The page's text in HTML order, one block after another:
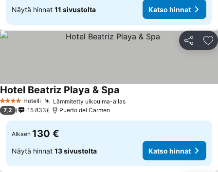
Näytä hinnat 11 sivustolta Katso hinnat
Jaa
4 Tähtiluokitus
Hotelli Lämmitetty ulkouima-allasKatso hinnat
Hotel Beatriz Playa & Spa
7,2 15 833 Puerto del Carmen
Alkaen 130 €
Näytä hinnat 13 sivustolta Katso hinnat